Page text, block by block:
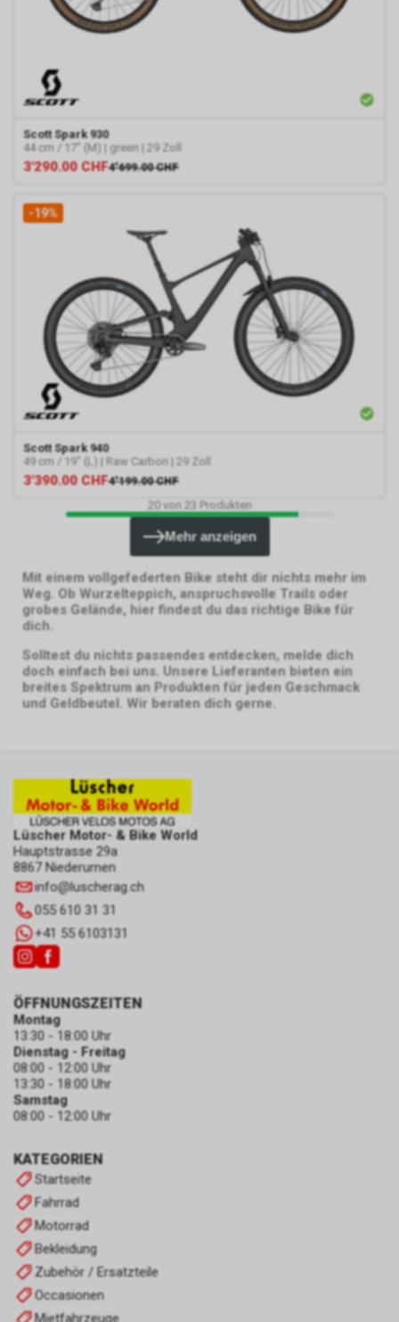
Scott Spark 930
44 cm / 17" (M) | green | 29 Zoll
3'290.00 CHF4'699.00 CHF
-19%
Scott Spark 940
49 cm / 19" (L) | Raw Carbon | 29 Zoll
3'390.00 CHF4'199.00 CHF
20von 23 Produkten
Mehr anzeigen
Mit einem vollgefederten Bike steht dir nichts mehr im
Weg. Ob Wurzelteppich, anspruchsvolle Trails oder
grobes Gelände, hier findest du das richtige Bike für
dich.
Solltest du nichts passendes entdecken, melde dich
doch einfach bei uns. Unsere Lieferanten bieten ein
breites Spektrum an Produkten für jeden Geschmack
und Geldbeutel. Wir beraten dich gerne.
Lüscher Motor- & Bike World
Hauptstrasse 29a
8867 Niederurnen
info@luscherag.ch
055 610 31 31
+41 55 6103131
KATEGORIEN
Startseite
Fahrrad
Motorrad
Bekleidung
Zubehör / Ersatzteile
Occasionen
Mietfahrzeuge
ÖFFNUNGSZEITEN
Montag
13:30 - 18:00 Uhr
Dienstag - Freitag
08:00 - 12:00 Uhr
13:30 - 18:00 Uhr
Samstag
08:00 - 12:00 Uhr